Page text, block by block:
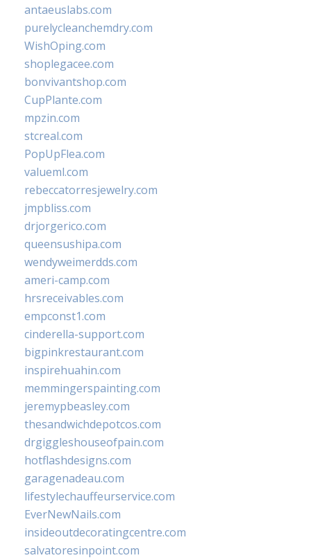
antaeuslabs.com
purelycleanchemdry.com
WishOping.com
shoplegacee.com
bonvivantshop.com
CupPlante.com
mpzin.com
stcreal.com
PopUpFlea.com
valueml.com
rebeccatorresjewelry.com
jmpbliss.com
drjorgerico.com
queensushipa.com
wendyweimerdds.com
ameri-camp.com
hrsreceivables.com
empconst1.com
cinderella-support.com
bigpinkrestaurant.com
inspirehuahin.com
memmingerspainting.com
jeremypbeasley.com
thesandwichdepotcos.com
drgiggleshouseofpain.com
hotflashdesigns.com
garagenadeau.com
lifestylechauffeurservice.com
EverNewNails.com
insideoutdecoratingcentre.com
salvatoresinpoint.com